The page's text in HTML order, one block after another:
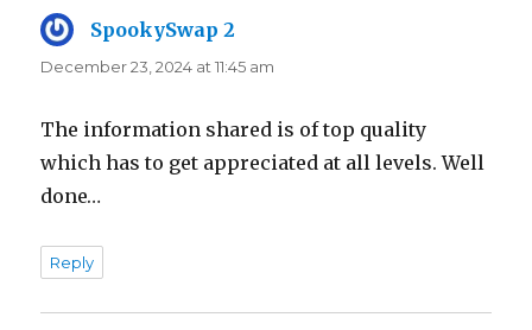
SpookySwap 2
December 23, 2024 at 11:45 am
The information shared is of top quality
which has to get appreciated at all levels. Well
done…
Reply